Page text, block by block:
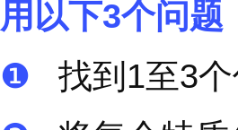
重差异，寻
所有人每天